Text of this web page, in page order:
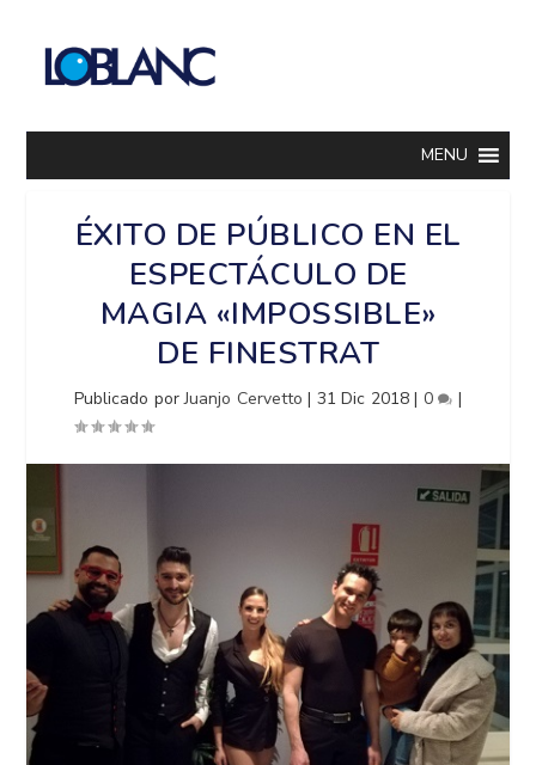
MENU
ÉXITO DE PÚBLICO EN EL
ESPECTÁCULO DE
MAGIA «IMPOSSIBLE»
DE FINESTRAT
Publicado porJuanjo Cervetto | 31 Dic 2018| 0 |